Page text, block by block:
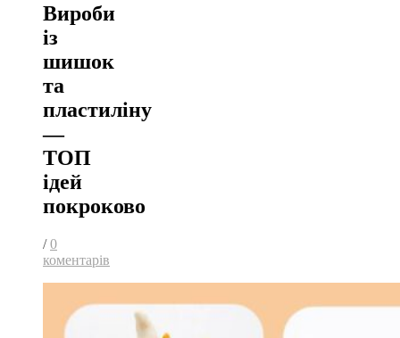
Вироби
із
шишок
та
пластиліну
—
ТОП
ідей
покроково
/ 0
коментарів